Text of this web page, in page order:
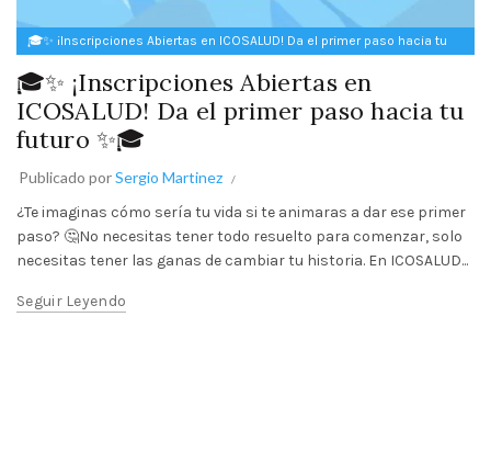
🎓✨ ¡Inscripciones Abiertas en ICOSALUD! Da el primer paso hacia tu
futuro ✨🎓
🎓✨ ¡Inscripciones Abiertas en
ICOSALUD! Da el primer paso hacia tu
futuro ✨🎓
Publicado porSergio Martinez
¿Te imaginas cómo sería tu vida si te animaras a dar ese primer
paso? 🤔No necesitas tener todo resuelto para comenzar, solo
necesitas tener las ganas de cambiar tu historia. En ICOSALUD...
Seguir Leyendo